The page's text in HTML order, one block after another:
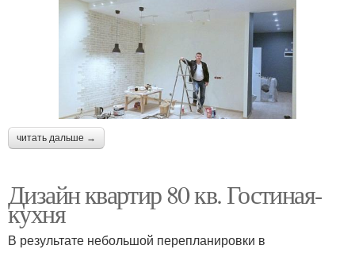
читать дальше →
Дизайн квартир 80 кв. Гостиная-
кухня
В результате небольшой перепланировки в